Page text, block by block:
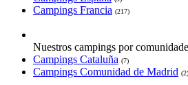
Campings Francia (217)
Nuestros campings por
Campings Cataluña (7)
Campings Comunidad de Madrid (2)